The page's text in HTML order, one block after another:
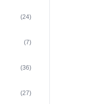
(24)
(7)
(36)
(27)